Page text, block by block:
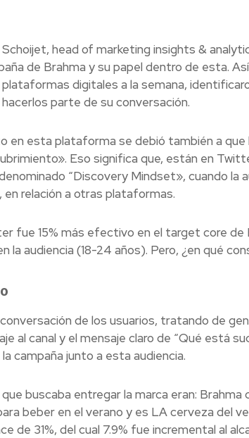
head of marketing insights &
de Brahma y su papel dentro de esta.
digitales a la semana,
parte de su conversación.
en esta plataforma se debió también a que
Eso significa que, están en
“Discovery Mindset», cuando la
relación a otras plataformas.
fue 15% más efectivo en el target core de
la audiencia (18-24 años). Pero, ¿en qué
de los usuarios, tratando de
al canal y el mensaje claro de “Qué está
campaña junto a esta audiencia.
buscaba entregar la marca eran:
beber en el verano y es LA cerveza del
de 31%, del cual 7.9% fue incremental al